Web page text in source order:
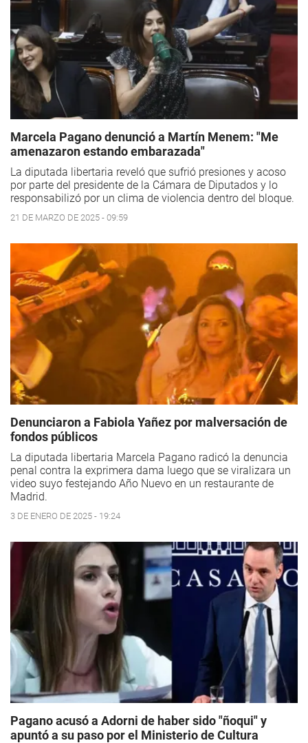
Marcela Pagano denunció a Martín Menem: "Me
amenazaron estando embarazada"
La diputada libertaria reveló que sufrió presiones y acoso
por parte del presidente de la Cámara de Diputados y lo
responsabilizó por un clima de violencia dentro del bloque.
21 DE MARZO DE 2025 - 09:59
Denunciaron a Fabiola Yañez por malversación de
fondos públicos
La diputada libertaria Marcela Pagano radicó la denuncia
penal contra la exprimera dama luego que se viralizara un
video suyo festejando Año Nuevo en un restaurante de
Madrid.
3 DE ENERO DE 2025 - 19:24
Pagano acusó a Adorni de haber sido "ñoqui" y
apuntó a su paso por el Ministerio de Cultura